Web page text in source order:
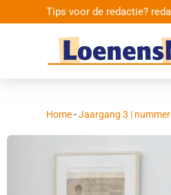
Tips voor de redactie?
Home-Jaargang 3 |